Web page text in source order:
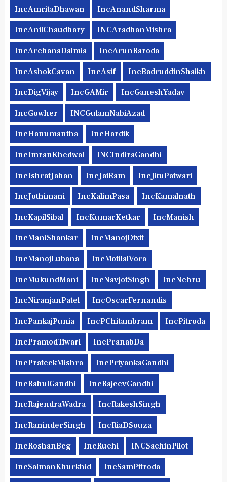
IncAmritaDhawan IncAnandSharma
IncAnilChaudhary INCAradhanMishra
IncArchanaDalmia IncArunBaroda
IncAshokCavan IncAsif IncBadruddinShaikh
IncDigVijay IncGAMir IncGaneshYadav
IncGowher INCGulamNabiAzad
IncHanumantha IncHardik
IncImranKhedwal INCIndiraGandhi
IncIshratJahan IncJaiRam IncJituPatwari
IncJothimani IncKalimPasa IncKamalnath
IncKapilSibal IncKumarKetkar IncManish
IncManiShankar IncManojDixit
IncManojLubana IncMotilalVora
IncMukundMani IncNavjotSingh IncNehru
IncNiranjanPatel IncOscarFernandis
IncPankajPunia IncPChitambram IncPitroda
IncPramodTiwari IncPranabDa
IncPrateekMishra IncPriyankaGandhi
IncRahulGandhi IncRajeevGandhi
IncRajendraWadra IncRakeshSingh
IncRaninderSingh IncRiaDSouza
IncRoshanBeg IncRuchi INCSachinPilot
IncSalmanKhurkhid IncSamPitroda